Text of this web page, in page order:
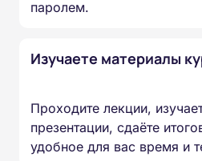
паролем.
Изучаете материалы
Проходите лекции,
презентации, сдаёте
удобное для вас время и